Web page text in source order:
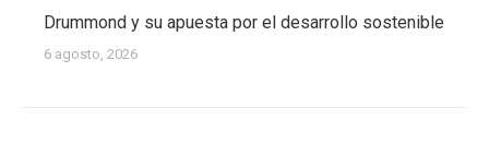
Drummond y su apuesta por el desarrollo sostenible
6 agosto, 2026